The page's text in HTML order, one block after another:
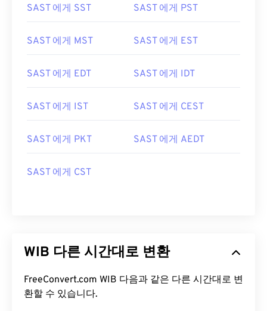
SAST 에게 SST SAST 에게 PST
SAST 에게 MST SAST 에게 EST
SAST 에게 EDT SAST 에게 IDT
SAST 에게 IST SAST 에게 CEST
SAST 에게 PKT SAST 에게 AEDT
SAST 에게 CST
WIB 다른 시간대로 변환
FreeConvert.com WIB 다음과 같은 다른 시간대로 변
환할 수 있습니다.